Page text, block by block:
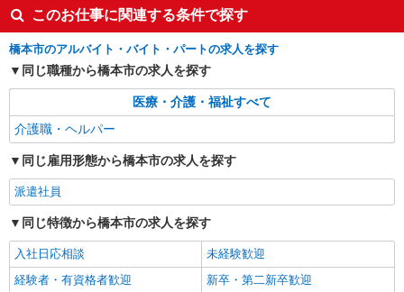
通費全支給(ガソリン代含む)＞
橋本市内
キープ
株式会社kotrio /●NR-H-2067934
橋本市｜まずは送迎業務で活躍しよう◎デイサ
ービスSTAFF
通費全支給(ガソリン代含む)＞
橋本市 ★面接なし
キープ 詳細を見る
このお仕事に関連する条件で探す
橋本市のアルバイト・バイト・パートの求人を探す
同じ職種から橋本市の求人を探す
医療・介護・福祉すべて
介護職・ヘルパー
同じ雇用形態から橋本市の求人を探す
派遣社員
同じ特徴から橋本市の求人を探す
入社日応相談
未経験歓迎
経験者・有資格者歓迎
新卒・第二新卒歓迎